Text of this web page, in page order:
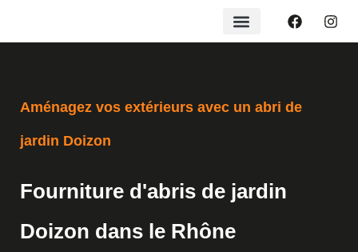
Aménagez vos extérieurs avec un abri de
jardin Doizon
Fourniture d'abris de jardin
Doizon dans le Rhône